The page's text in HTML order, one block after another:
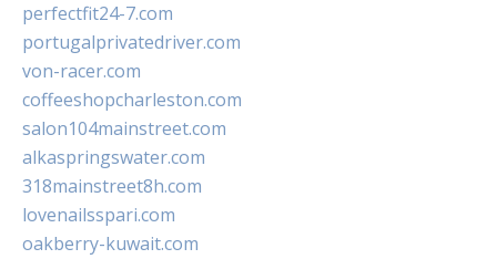
perfectfit24-7.com
portugalprivatedriver.com
von-racer.com
coffeeshopcharleston.com
salon104mainstreet.com
alkaspringswater.com
318mainstreet8h.com
lovenailsspari.com
oakberry-kuwait.com